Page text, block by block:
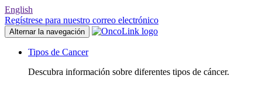
English
Regístrese para nuestro correo electrónico
Alternar la navegación
Tipos de Cancer
Descubra información sobre diferentes tipos de cáncer.